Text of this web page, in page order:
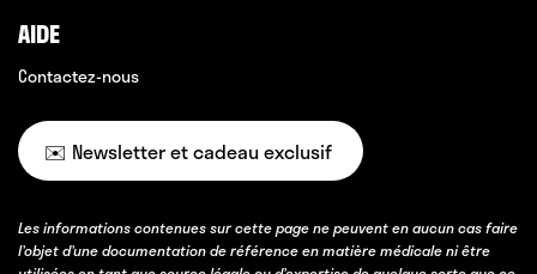
AIDE
Contactez-nous
✉️ Newsletter et cadeau exclusif
Les informations contenues sur cette page ne peuvent en aucun cas faire
l’objet d’une documentation de référence en matière médicale ni être